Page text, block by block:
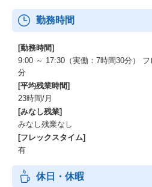
勤務時間
[勤務時間]
9:00 ～ 17:30（実働：7時間30分）
分
[平均残業時間]
23時間/月
[みなし残業]
みなし残業なし
[フレックスタイム]
有
休日・休暇